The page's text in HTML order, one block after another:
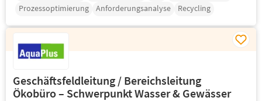
Prozessoptimierung
Anforderungsanalyse Recycling
Geschäftsfeldleitung / Bereichsleitung
Ökobüro – Schwerpunkt Wasser & Gewässer